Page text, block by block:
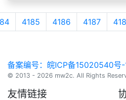
4185 4186 4187
备案编号：皖ICP备15020540号-
© 2013 - 2026 mw2c. All Rights
友情链接